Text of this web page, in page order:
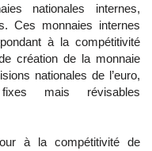
nationales internes,
Ces monnaies internes
à la compétitivité
création de la monnaie
nationales de l’euro,
mais révisables
à la compétitivité de